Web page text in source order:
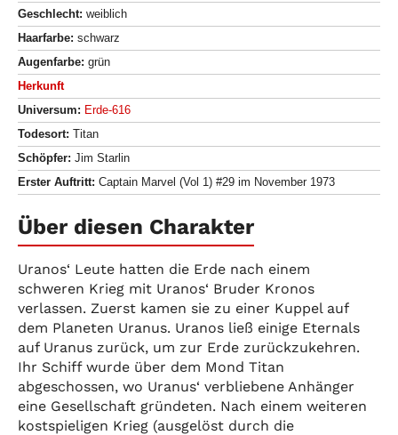
Geschlecht: weiblich
Haarfarbe: schwarz
Augenfarbe: grün
Herkunft
Universum: Erde-616
Todesort: Titan
Schöpfer: Jim Starlin
Erster Auftritt: Captain Marvel (Vol 1) #29 im November 1973
Über diesen Charakter
Uranos‘ Leute hatten die Erde nach einem
schweren Krieg mit Uranos‘ Bruder Kronos
verlassen. Zuerst kamen sie zu einer Kuppel auf
dem Planeten Uranus. Uranos ließ einige Eternals
auf Uranus zurück, um zur Erde zurückzukehren.
Ihr Schiff wurde über dem Mond Titan
abgeschossen, wo Uranus‘ verbliebene Anhänger
eine Gesellschaft gründeten. Nach einem weiteren
kostspieligen Krieg (ausgelöst durch die